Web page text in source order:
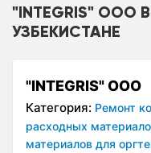
"INTEGRIS" ООО
УЗБЕКИСТАНЕ
"INTEGRIS" ООО
Категория: Ремонт
расходных
материалов для